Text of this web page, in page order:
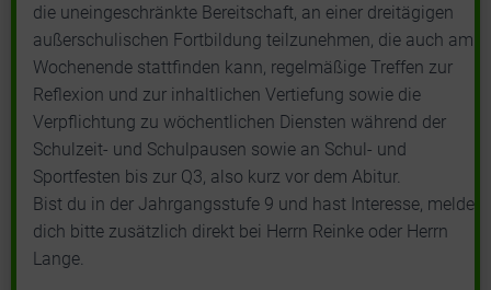
die uneingeschränkte Bereitschaft, an einer dreitägigen
außerschulischen Fortbildung teilzunehmen, die auch am
Wochenende stattfinden kann, regelmäßige Treffen zur
Reflexion und zur inhaltlichen Vertiefung sowie die
Verpflichtung zu wöchentlichen Diensten während der
Schulzeit- und Schulpausen sowie an Schul- und
Sportfesten bis zur Q3, also kurz vor dem Abitur.
Bist du in der Jahrgangsstufe 9 und hast Interesse, melde
dich bitte zusätzlich direkt bei Herrn Reinke oder Herrn
Lange.